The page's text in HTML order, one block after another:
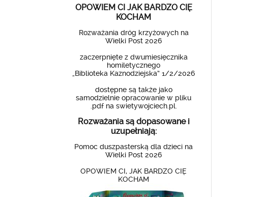
OPOWIEM CI JAK BARDZO CIĘ
KOCHAM
Rozważania dróg krzyżowych na
Wielki Post 2026
zaczerpnięte z dwumiesięcznika
homiletycznego
„Biblioteka Kaznodziejska” 1/2/2026
dostępne są także jako
samodzielnie opracowanie w pliku
.pdf na swietywojciech.pl.
Rozważania są dopasowane i
uzupełniają:
Pomoc duszpasterską dla dzieci na
Wielki Post 2026
OPOWIEM CI, JAK BARDZO CIĘ
KOCHAM